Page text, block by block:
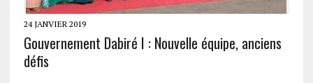
24 JANVIER 2019
Gouvernement Dabiré I : Nouvelle équipe, anciens
défis